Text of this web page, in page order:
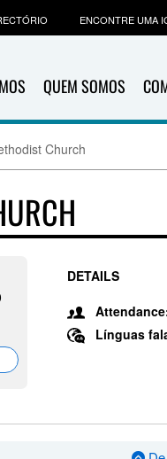
QUEM SOMOS
ENCONTRE UMA
Church
DETAILS
Línguas